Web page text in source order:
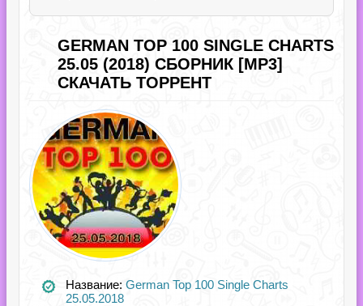
GERMAN TOP 100 SINGLE CHARTS
25.05 (2018) СБОРНИК [MP3]
СКАЧАТЬ ТОРРЕНТ
Название: German Top 100 Single Charts
25.05.2018